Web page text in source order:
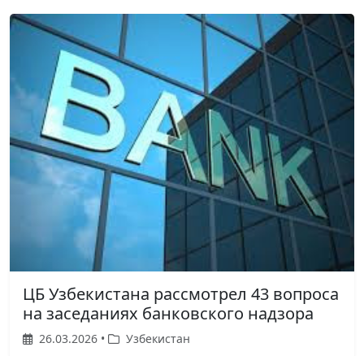
ЦБ Узбекистана рассмотрел 43 вопроса
на заседаниях банковского надзора
26.03.2026 • Узбекистан